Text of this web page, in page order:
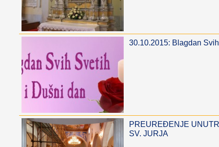
30.10.2015: Blagdan
PREUREĐENJE
SV. JURJA